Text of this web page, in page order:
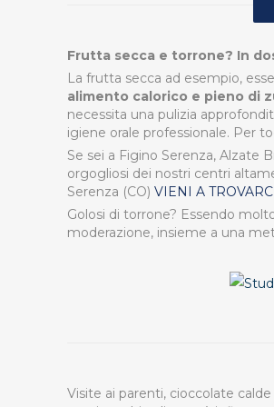
Frutta secca e torrone? In
La frutta secca ad esempio,
alimento calorico e pieno di
necessita una pulizia
igiene orale professionale. Per
Se sei a Figino Serenza, Alzate
orgogliosi dei nostri centri
Serenza (CO) VIENI A
Golosi di torrone? Essendo
moderazione, insieme a una
Visite ai parenti, cioccolate